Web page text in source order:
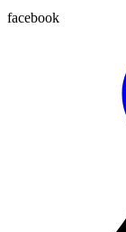
facebook